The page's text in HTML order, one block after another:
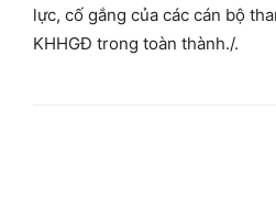
lực, cố gắng của các cán bộ
KHHGĐ trong toàn thành./.